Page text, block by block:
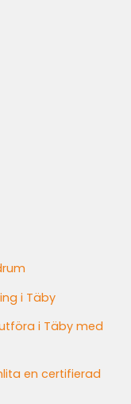
i Täby
i Täby med
en certifierad